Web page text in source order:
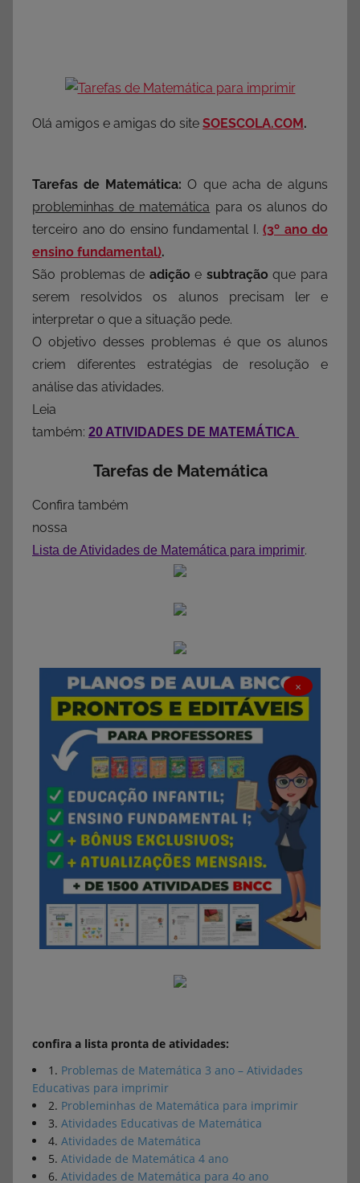
Olá amigos e amigas do site SOESCOLA.COM.
Tarefas de Matemática:O que acha de alguns
probleminhas de matemática para os alunos do
terceiro ano do ensino fundamental I. (3º ano do
ensino fundamental).
São problemas de adiçãoe subtraçãoque para
serem resolvidos os alunos precisam ler e
interpretar o que a situação pede.
O objetivo desses problemas é que os alunos
criem diferentes estratégias de resolução e
análise das atividades.
Leia
também: 20 ATIVIDADES DE MATEMÁTICA
Tarefas de Matemática
Confira também
nossa
Lista de Atividades de Matemática para imprimir.
×
confira a lista pronta de atividades:
1. Problemas de Matemática 3 ano – Atividades
Educativas para imprimir
2. Probleminhas de Matemática para imprimir
3. Atividades Educativas de Matemática
4. Atividades de Matemática
5. Atividade de Matemática 4 ano
6. Atividades de Matemática para 4o ano